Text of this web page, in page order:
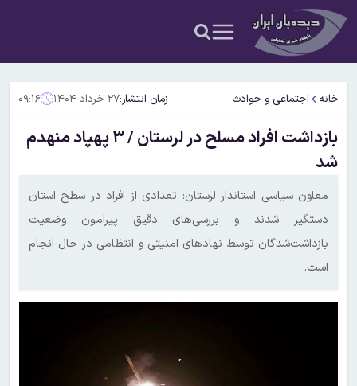
خانه اجتماعی و حوادث زمان انتشار:۲۷ خرداد ۱۴۰۴ ۰۹:۱۶
بازداشت افراد مسلح در لرستان / ۳ پهپاد منهدم
شد
معاون سیاسی‌ استاندار‌ لرستان: تعدادی از افراد در سطح استان
دستگیر شدند و بررسی‌های دقیق پیرامون وضعیت
بازداشت‌شدگان توسط نهادهای امنیتی و انتظامی در حال انجام
است.